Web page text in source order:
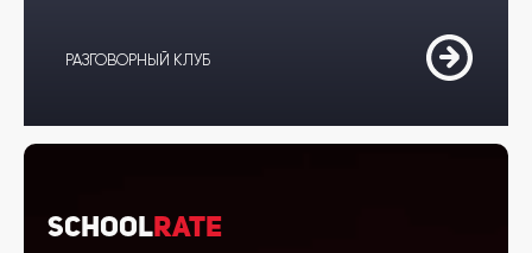
РАЗГОВОРНЫЙ КЛУБ
SchoolRate